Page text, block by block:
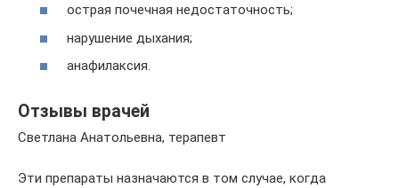
острая почечная недостаточность;
нарушение дыхания;
анафилаксия.
Отзывы врачей
Светлана Анатольевна, терапевт
Эти препараты назначаются в том случае, когда